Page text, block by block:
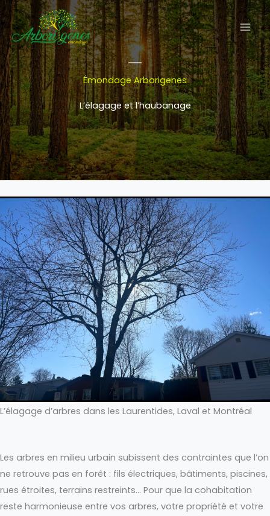
Aller
au
contenu
Émondage Arborigenes
L’élagage et l’haubanage
L’élagage d’arbres dans les Laurentides, Laval et Montréal
Les arbres en milieu urbain subissent des contraintes que l’on
ne retrouve pas en forêt : fils électriques, bâtiments, piscines,
rues étroites, terrains restreints… Pour que la cohabitation
reste harmonieuse entre vos arbres, votre propriété et votre